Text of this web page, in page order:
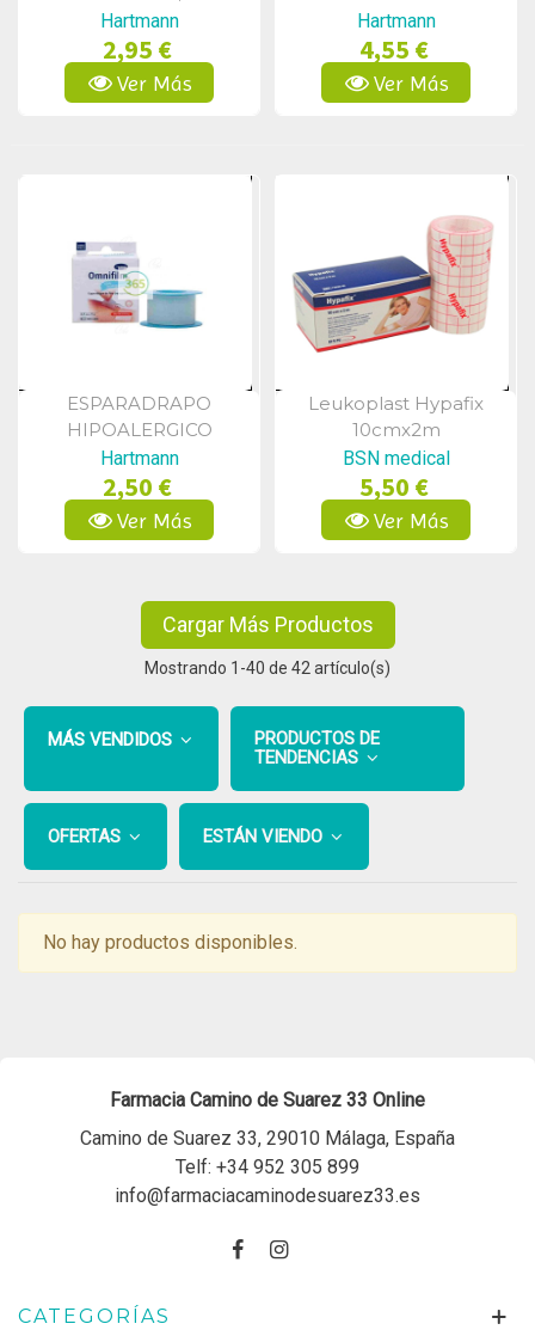
5m
Hartmann
2,95 €
Ver Más
Hartmann
4,55 €
Ver Más
Vista Rápida
ESPARADRAPO
HIPOALERGICO
Hartmann
2,50 €
Ver Más
Vista Rápida
Leukoplast Hypafix
10cmx2m
BSN medical
5,50 €
Ver Más
Cargar Más Productos
Mostrando 1 -40 de 42 artículo(s)
MÁS VENDIDOS
PRODUCTOS DE
TENDENCIAS
OFERTAS ESTÁN VIENDO
No hay productos disponibles.
Farmacia Camino de Suarez 33 Online
Camino de Suarez 33, 29010 Málaga, España
Telf: +34 952 305 899
info@farmaciacaminodesuarez33.es
CATEGORÍAS